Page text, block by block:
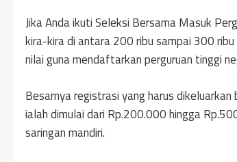
Jika Anda ikuti Seleksi Bersama Masuk
kira-kira di antara 200 ribu sampai 300
nilai guna mendaftarkan perguruan tinggi
Besarnya registrasi yang harus
ialah dimulai dari Rp.200.000 hingga
saringan mandiri.